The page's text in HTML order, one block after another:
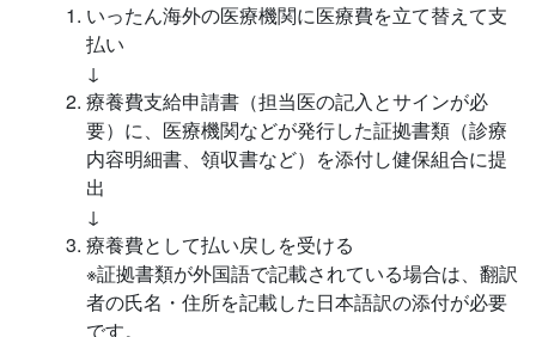
いったん海外の医療機関に医療費を立て替えて支
払い
↓
療養費支給申請書（担当医の記入とサインが必
要）に、医療機関などが発行した証拠書類（診療
内容明細書、領収書など）を添付し健保組合に提
出
↓
療養費として払い戻しを受ける
※証拠書類が外国語で記載されている場合は、翻訳
者の氏名・住所を記載した日本語訳の添付が必要
です。